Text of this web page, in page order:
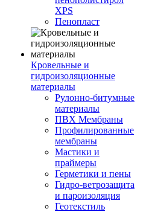
XPS
Пенопласт
Кровельные и
гидроизоляционные
материалы
Рулонно-битумные
материалы
ПВХ Мембраны
Профилированные
мембраны
Мастики и
праймеры
Герметики и пены
Гидро-ветрозащита
и пароизоляция
Геотекстиль